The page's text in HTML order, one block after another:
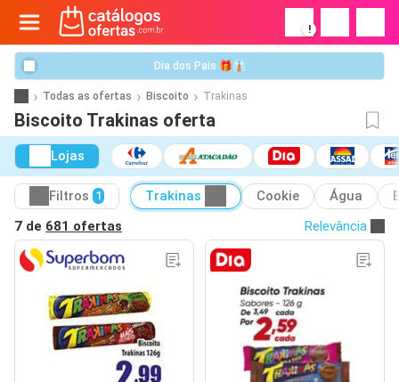
!
Dia dos Pais 🎁👔
Todas as ofertas Biscoito Trakinas
Biscoito Trakinas oferta
Lojas
Filtros 1 Trakinas Cookie Água
7 de 681 ofertas Relevância